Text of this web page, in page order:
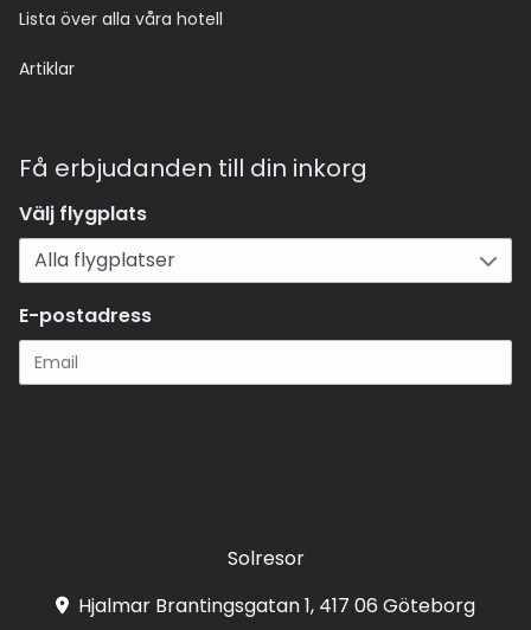
Lista över alla våra hotell
Artiklar
Få erbjudanden till din inkorg
Välj flygplats
E-postadress
Solresor
Hjalmar Brantingsgatan 1, 417 06 Göteborg